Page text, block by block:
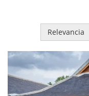
Relevancia